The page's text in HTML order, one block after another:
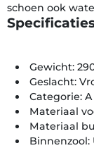
schoen ook
Gewicht:
Geslacht:
Categorie: A
Materiaal
Materiaal